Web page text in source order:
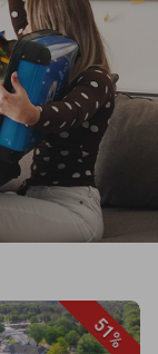
51%